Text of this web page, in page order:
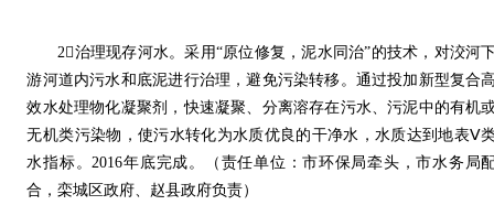
2治理现存河水。采用“原位修复，泥水同治”的技术，对洨河
游河道内污水和底泥进行治理，避免污染转移。通过投加新型复合
效水处理物化凝聚剂，快速凝聚、分离溶存在污水、污泥中的有机
无机类污染物，使污水转化为水质优良的干净水，水质达到地表Ⅴ
水指标。2016年底完成。（责任单位：市环保局牵头，市水务局
合，栾城区政府、赵县政府负责）